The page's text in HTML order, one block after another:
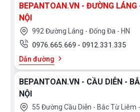
BEPANTOAN.VN - ĐƯỜNG
NỘI
992 Đường Láng - Đống Đa - HN
0976.665.669 - 0912.331.335
Dẫn đường
BEPANTOAN.VN - CẦU DIỄN -
NỘI
55 Đường Cầu Diễn - Bắc Từ Liêm